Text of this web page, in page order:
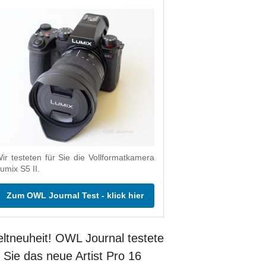
testeten für Sie die Vollformatkamera
S5 II.
Zum OWL Journal Test - klick hier
OWL Journal testete
Sie das neue Artist Pro 16